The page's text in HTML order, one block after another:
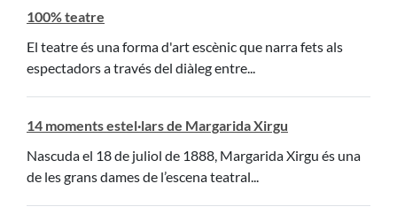
100% teatre
El teatre és una forma d'art escènic que narra fets als
espectadors a través del diàleg entre...
14 moments estel·lars de Margarida Xirgu
Nascuda el 18 de juliol de 1888, Margarida Xirgu és una
de les grans dames de l’escena teatral...